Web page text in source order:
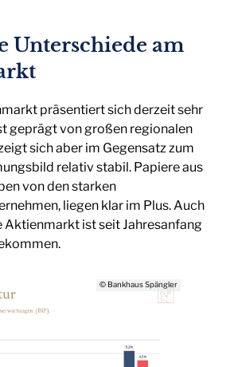
Unterschiede am
präsentiert sich derzeit sehr
geprägt von großen regionalen
sich aber im Gegensatz zum
relativ stabil. Papiere aus
von den starken
liegen klar im Plus. Auch
Aktienmarkt ist seit Jahresanfang
© Bankhaus Spängler